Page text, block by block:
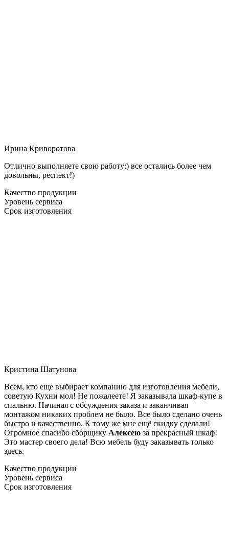
Ирина Криворотова
Отлично выполняете свою работу:) все остались более чем
довольны, респект!)
Качество продукции
Уровень сервиса
Срок изготовления
Кристина Шатунова
Всем, кто еще выбирает компанию для изготовления мебели,
советую Кухни мол! Не пожалеете! Я заказывала шкаф-купе в
спальню. Начиная с обсуждения заказа и заканчивая
монтажом никаких проблем не было. Все было сделано очень
быстро и качественно. К тому же мне ещё скидку сделали!
Огромное спасибо сборщику Алексею за прекрасный шкаф!
Это мастер своего дела! Всю мебель буду заказывать только
здесь.
Качество продукции
Уровень сервиса
Срок изготовления